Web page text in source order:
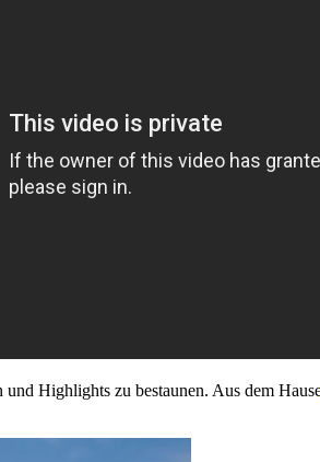
und Highlights zu bestaunen. Aus dem